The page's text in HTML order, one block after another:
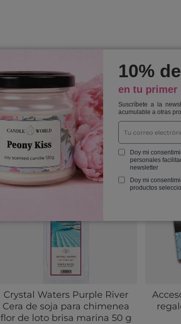
GARANTÍA DEL
Garantía del fabricante
RECOMENDAMOS ESTE
Crystal Waters Purple River
Cera de soja para chimenea
flor de loto brisa marina 50 g
10%
en tu primer
Suscríbete a la
acumulable a otras
Doy mi
personales
newsletter
Doy mi
productos